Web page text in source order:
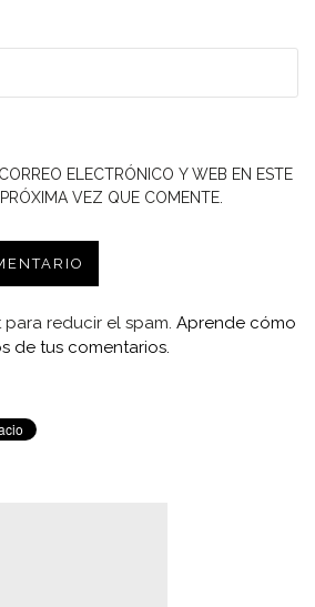
ELECTRÓNICO Y WEB EN ESTE
VEZ QUE COMENTE.
para reducir el spam. Aprende cómo
de tus comentarios.